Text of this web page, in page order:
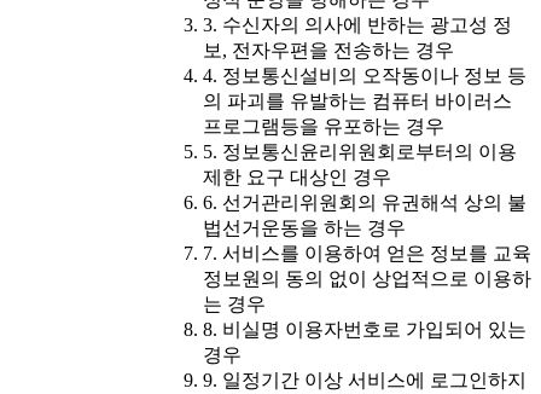
3. 수신자의 의사에 반하는 광고성 정
보, 전자우편을 전송하는 경우
4. 정보통신설비의 오작동이나 정보 등
의 파괴를 유발하는 컴퓨터 바이러스
프로그램등을 유포하는 경우
5. 정보통신윤리위원회로부터의 이용
제한 요구 대상인 경우
6. 선거관리위원회의 유권해석 상의 불
법선거운동을 하는 경우
7. 서비스를 이용하여 얻은 정보를 교육
정보원의 동의 없이 상업적으로 이용하
는 경우
8. 비실명 이용자번호로 가입되어 있는
경우
9. 일정기간 이상 서비스에 로그인하지